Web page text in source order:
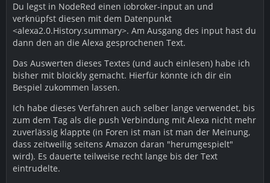
Du legst in NodeRed einen iobroker-input an und
verknüpfst diesen mit dem Datenpunkt
<alexa2.0.History.summary>. Am Ausgang des input hast du
dann den an die Alexa gesprochenen Text.
Das Auswerten dieses Textes (und auch einlesen) habe ich
bisher mit bloickly gemacht. Hierfür könnte ich dir ein
Bespiel zukommen lassen.
Ich habe dieses Verfahren auch selber lange verwendet, bis
zum dem Tag als die push Verbindung mit Alexa nicht mehr
zuverlässig klappte (in Foren ist man ist man der Meinung,
dass zeitweilig seitens Amazon daran "herumgespielt"
wird). Es dauerte teilweise recht lange bis der Text
eintrudelte.